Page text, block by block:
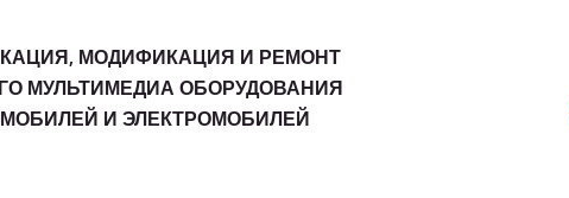
МОДИФИКАЦИЯ И РЕМОНТ
МУЛЬТИМЕДИА ОБОРУДОВАНИЯ
И ЭЛЕКТРОМОБИЛЕЙ